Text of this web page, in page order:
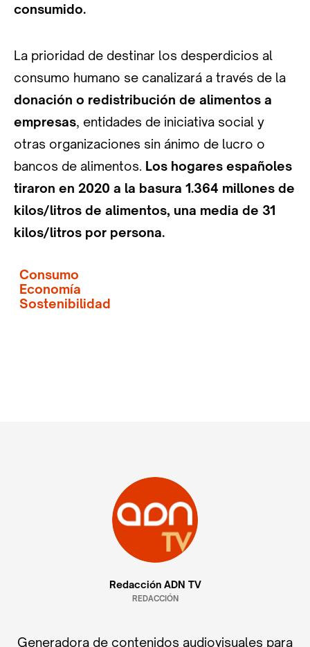
consumido.
La prioridad de destinar los desperdicios al
consumo humano se canalizará a través de la
donación o redistribución de alimentos a
empresas, entidades de iniciativa social y
otras organizaciones sin ánimo de lucro o
bancos de alimentos. Los hogares españoles
tiraron en 2020 a la basura 1.364 millones de
kilos/litros de alimentos, una media de 31
kilos/litros por persona.
Consumo
Economía
Sostenibilidad
Redacción ADN TV
REDACCIÓN
Generadora de contenidos audiovisuales para